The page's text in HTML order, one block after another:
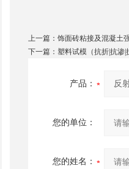
上一篇： 饰面砖粘接及混凝土
下一篇： 塑料试模（抗折|抗渗|
产品：
您的单位：
您的姓名：